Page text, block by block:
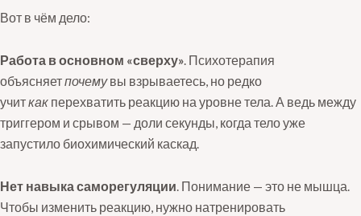
Вот в чём дело:
Работа в основном «сверху». Психотерапия
объясняетпочемувы взрываетесь, но редко
учиткак перехватить реакцию на уровне тела. А ведь между
триггером и срывом — доли секунды, когда тело уже
запустило биохимический каскад.
Нет навыка саморегуляции. Понимание — это не мышца.
Чтобы изменить реакцию, нужно натренировать